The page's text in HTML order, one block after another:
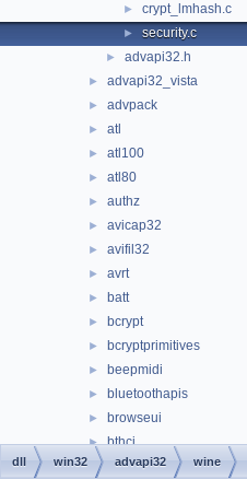
► crypt_lmhash.c
► security.c
► advapi32.h
► advapi32_vista
► advpack
► atl
► atl100
► atl80
► authz
► avicap32
► avifil32
► avrt
► batt
► bcrypt
► bcryptprimitives
► beepmidi
► bluetoothapis
► browseui
► bthci
► cabinet
dll win32 advapi32 wine